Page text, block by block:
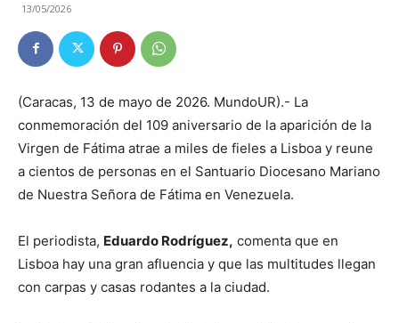
13/05/2026
(Caracas, 13 de mayo de 2026. MundoUR).- La
conmemoración del 109 aniversario de la aparición de la
Virgen de Fátima atrae a miles de fieles a Lisboa y reune
a cientos de personas en el Santuario Diocesano Mariano
de Nuestra Señora de Fátima en Venezuela.
El periodista, Eduardo Rodríguez, comenta que en
Lisboa hay una gran afluencia y que las multitudes llegan
con carpas y casas rodantes a la ciudad.